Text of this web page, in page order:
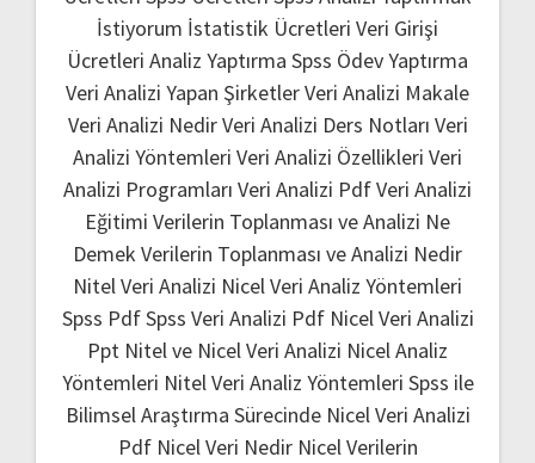
İstiyorum İstatistik Ücretleri Veri Girişi
Ücretleri Analiz Yaptırma Spss Ödev Yaptırma
Veri Analizi Yapan ŞirketlerVeri Analizi Makale
Veri Analizi NedirVeri Analizi Ders Notları Veri
Analizi Yöntemleri Veri Analizi Özellikleri Veri
Analizi Programları Veri Analizi PdfVeri Analizi
Eğitimi Verilerin Toplanması ve Analizi Ne
Demek Verilerin Toplanması ve Analizi Nedir
Nitel Veri Analizi Nicel Veri Analiz Yöntemleri
Spss PdfSpss Veri Analizi Pdf Nicel Veri Analizi
Ppt Nitel ve Nicel Veri Analizi Nicel Analiz
Yöntemleri Nitel Veri Analiz Yöntemleri Spss ile
Bilimsel Araştırma Sürecinde Nicel Veri Analizi
Pdf Nicel Veri Nedir Nicel Verilerin